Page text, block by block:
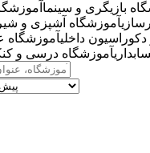
بازیگری و سینما
آموزشگاه آشپزی و
داخلیآموزشگاه
آموزشگاه درسی و